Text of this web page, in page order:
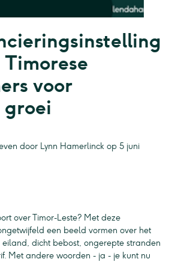
voor
groei
door Lynn Hamerlinck op 5 juni
over Timor-Leste? Met deze
een beeld vormen over het
eiland, dicht bebost, ongerepte stranden
Met andere woorden - ja - je kunt nu